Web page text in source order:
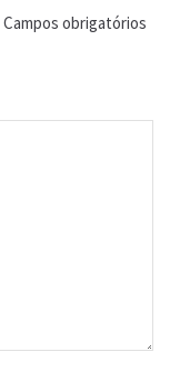
Campos obrigatórios